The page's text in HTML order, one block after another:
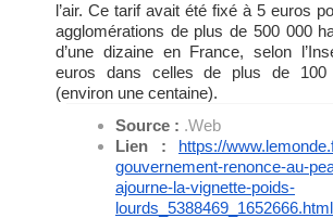
l’air. Ce tarif avait été fixé à 5 euros
agglomérations de plus de 500 000
d’une dizaine en France, selon
euros dans celles de plus de 100
(environ une centaine).
Source : .Web
Lien : https://
gouvernement-renonce-au-
ajourne-la-vignette-poids-
lourds_5388469_1652666.html